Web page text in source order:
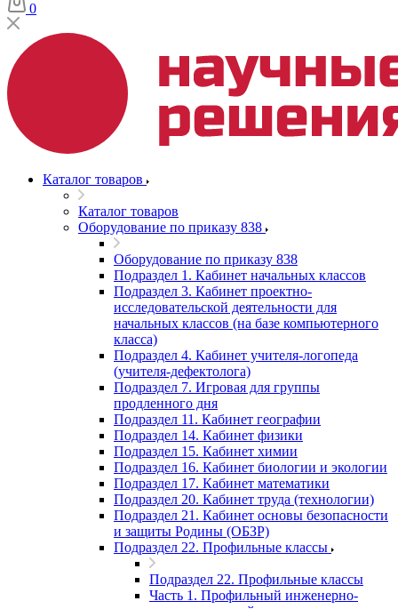
0
Каталог товаров
Каталог товаров
Оборудование по приказу 838
Оборудование по приказу 838
Подраздел 1. Кабинет начальных классов
Подраздел 3. Кабинет проектно-
исследовательской деятельности для
начальных классов (на базе компьютерного
класса)
Подраздел 4. Кабинет учителя-логопеда
(учителя-дефектолога)
Подраздел 7. Игровая для группы
продленного дня
Подраздел 11. Кабинет географии
Подраздел 14. Кабинет физики
Подраздел 15. Кабинет химии
Подраздел 16. Кабинет биологии и экологии
Подраздел 17. Кабинет математики
Подраздел 20. Кабинет труда (технологии)
Подраздел 21. Кабинет основы безопасности
и защиты Родины (ОБЗР)
Подраздел 22. Профильные классы
Подраздел 22. Профильные классы
Часть 1. Профильный инженерно-